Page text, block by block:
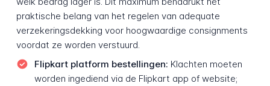
praktische belang van het regelen van adequate
verzekeringsdekking voor hoogwaardige consignments
voordat ze worden verstuurd.
Flipkart platform bestellingen: Klachten moeten
worden ingediend via de Flipkart app of website;